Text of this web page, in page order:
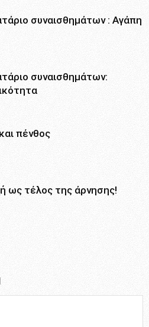
συναισθημάτων : Αγάπη
συναισθημάτων:
πένθος
ως τέλος της άρνησης!